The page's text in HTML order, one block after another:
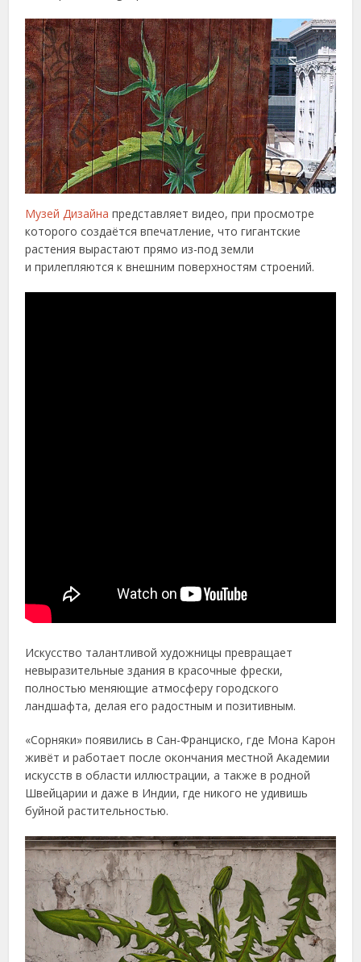
Музей Дизайна представляет видео, при просмотре
которого создаётся впечатление, что гигантские
растения вырастают прямо из-под земли
и прилепляются к внешним поверхностям строений.
Искусство талантливой художницы превращает
невыразительные здания в красочные фрески,
полностью меняющие атмосферу городского
ландшафта, делая его радостным и позитивным.
«Сорняки» появились в Сан-Франциско, где Мона Карон
живёт и работает после окончания местной Академии
искусств в области иллюстрации, а также в родной
Швейцарии и даже в Индии, где никого не удивишь
буйной растительностью.